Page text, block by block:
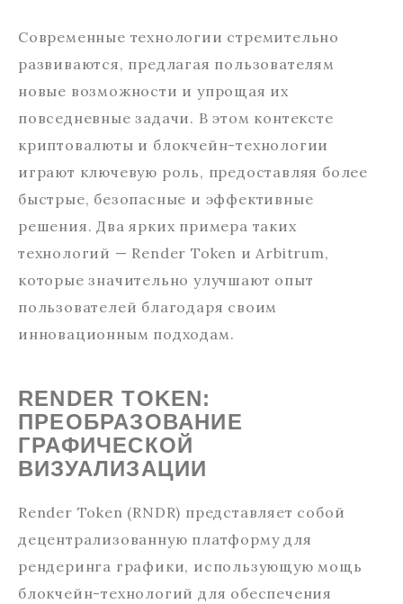
Современные технологии стремительно
развиваются, предлагая пользователям
новые возможности и упрощая их
повседневные задачи. В этом контексте
криптовалюты и блокчейн-технологии
играют ключевую роль, предоставляя более
быстрые, безопасные и эффективные
решения. Два ярких примера таких
технологий — Render Token и Arbitrum,
которые значительно улучшают опыт
пользователей благодаря своим
инновационным подходам.
RENDER TOKEN:
ПРЕОБРАЗОВАНИЕ
ГРАФИЧЕСКОЙ
ВИЗУАЛИЗАЦИИ
Render Token (RNDR) представляет собой
децентрализованную платформу для
рендеринга графики, использующую мощь
блокчейн-технологий для обеспечения